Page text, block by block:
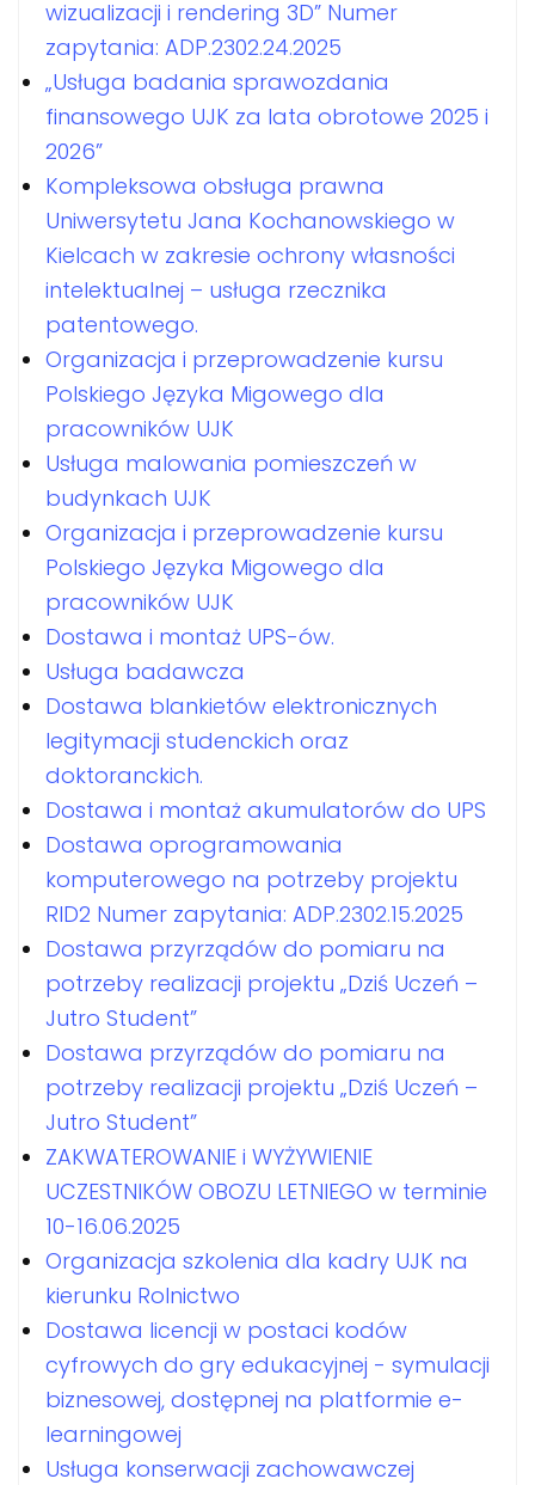
wizualizacji i rendering 3D” Numer
zapytania: ADP.2302.24.2025
„Usługa badania sprawozdania
finansowego UJK za lata obrotowe 2025 i
2026”
Kompleksowa obsługa prawna
Uniwersytetu Jana Kochanowskiego w
Kielcach w zakresie ochrony własności
intelektualnej – usługa rzecznika
patentowego.
Organizacja i przeprowadzenie kursu
Polskiego Języka Migowego dla
pracowników UJK
Usługa malowania pomieszczeń w
budynkach UJK
Organizacja i przeprowadzenie kursu
Polskiego Języka Migowego dla
pracowników UJK
Dostawa i montaż UPS-ów.
Usługa badawcza
Dostawa blankietów elektronicznych
legitymacji studenckich oraz
doktoranckich.
Dostawa i montaż akumulatorów do UPS
Dostawa oprogramowania
komputerowego na potrzeby projektu
RID2 Numer zapytania: ADP.2302.15.2025
Dostawa przyrządów do pomiaru na
potrzeby realizacji projektu „Dziś Uczeń –
Jutro Student”
Dostawa przyrządów do pomiaru na
potrzeby realizacji projektu „Dziś Uczeń –
Jutro Student”
ZAKWATEROWANIE i WYŻYWIENIE
UCZESTNIKÓW OBOZU LETNIEGO w terminie
10-16.06.2025
Organizacja szkolenia dla kadry UJK na
kierunku Rolnictwo
Dostawa licencji w postaci kodów
cyfrowych do gry edukacyjnej - symulacji
biznesowej, dostępnej na platformie e-
learningowej
Usługa konserwacji zachowawczej